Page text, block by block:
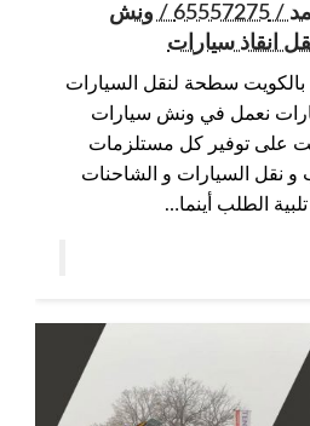
ونش مدينة صباح الاحمد / 65557275 / ونش
سيارات
بالكويت سطحة لنقل السيارات
نعمل في ونش سيارات
على توفير كل مستلزمات
و نقل السيارات و الشاحنات
الطلب أينما…